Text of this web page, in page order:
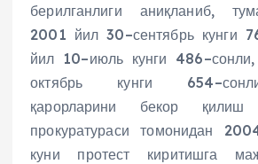
берилганлиги аниқланиб,
2001 йил 30–сентябрь кунги
йил 10–июль кунги
октябрь кунги
қарорларини бекор
прокуратураси томонидан
куни протест киритишга